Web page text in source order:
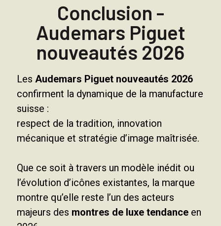
Conclusion -
Audemars Piguet
nouveautés 2026
Les Audemars Piguet nouveautés 2026
confirment la dynamique de la manufacture
suisse :
respect de la tradition, innovation
mécanique et stratégie d’image maîtrisée.
Que ce soit à travers un modèle inédit ou
l’évolution d’icônes existantes, la marque
montre qu’elle reste l’un des acteurs
majeurs des montres de luxe tendance en